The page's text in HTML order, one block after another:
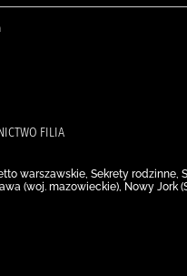
FILIA
warszawskie, Sekrety
(woj. mazowieckie), Nowy Jork